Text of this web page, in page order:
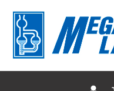
περιεχόμενο